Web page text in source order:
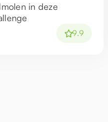
in deze
9.9